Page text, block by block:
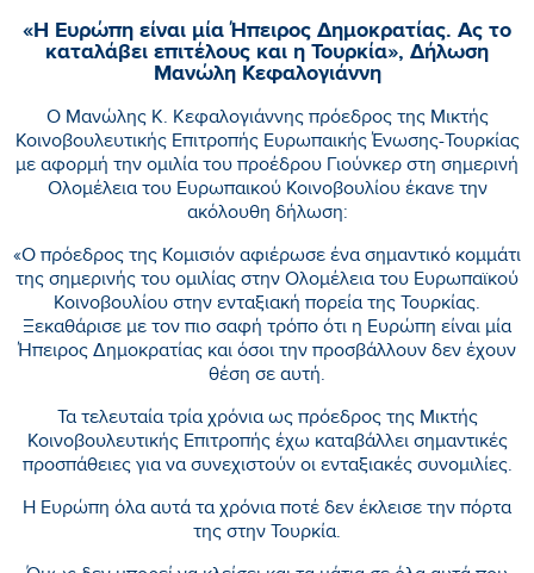
«Η Ευρώπη είναι μία Ήπειρος Δημοκρατίας. Ας το
καταλάβει επιτέλους και η Τουρκία», Δήλωση
Μανώλη Κεφαλογιάννη
Ο Μανώλης Κ. Κεφαλογιάννης πρόεδρος της Μικτής
Κοινοβουλευτικής Επιτροπής Ευρωπαικής Ένωσης-Τουρκίας
με αφορμή την ομιλία του προέδρου Γιούνκερ στη σημερινή
Ολομέλεια του Ευρωπαικού Κοινοβουλίου έκανε την
ακόλουθη δήλωση:
«Ο πρόεδρος της Κομισιόν αφιέρωσε ένα σημαντικό κομμάτι
της σημερινής του ομιλίας στην Ολομέλεια του Ευρωπαϊκού
Κοινοβουλίου στην ενταξιακή πορεία της Τουρκίας.
Ξεκαθάρισε με τον πιο σαφή τρόπο ότι η Ευρώπη είναι μία
Ήπειρος Δημοκρατίας και όσοι την προσβάλλουν δεν έχουν
θέση σε αυτή.
Τα τελευταία τρία χρόνια ως πρόεδρος της Μικτής
Κοινοβουλευτικής Επιτροπής έχω καταβάλλει σημαντικές
προσπάθειες για να συνεχιστούν οι ενταξιακές συνομιλίες.
Η Ευρώπη όλα αυτά τα χρόνια ποτέ δεν έκλεισε την πόρτα
της στην Τουρκία.